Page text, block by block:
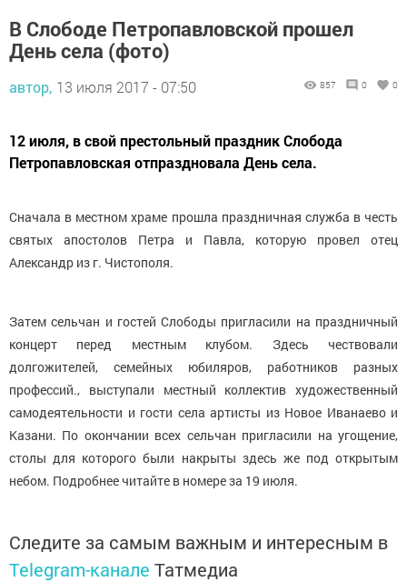
В Слободе Петропавловской прошел
День села (фото)
автор, 13 июля 2017 - 07:50 857 0 0
12 июля, в свой престольный праздник Слобода
Петропавловская отпраздновала День села.
Сначала в местном храме прошла праздничная служба в честь
святых апостолов Петра и Павла, которую провел отец
Александр из г. Чистополя.
Затем сельчан и гостей Слободы пригласили на праздничный
концерт перед местным клубом. Здесь чествовали
долгожителей, семейных юбиляров, работников разных
профессий., выступали местный коллектив художественный
самодеятельности и гости села артисты из Новое Иванаево и
Казани. По окончании всех сельчан пригласили на угощение,
столы для которого были накрыты здесь же под открытым
небом. Подробнее читайте в номере за 19 июля.
Следите за самым важным и интересным в
Telegram-канале Татмедиа